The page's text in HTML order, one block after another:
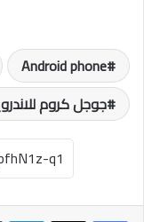
Android phone
جوجل كروم